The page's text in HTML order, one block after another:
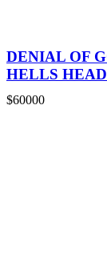
DENIAL OF
HELLS
$60000